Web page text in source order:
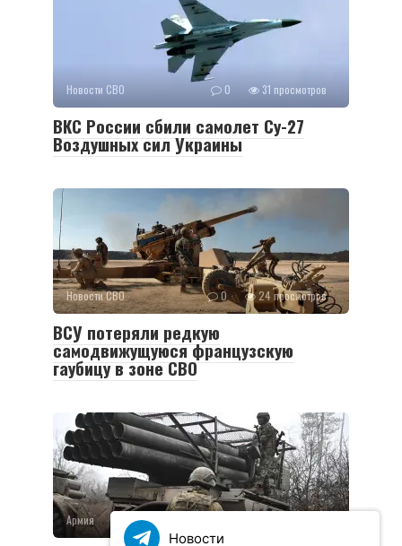
Новости СВО 0 31 просмотров
ВКС России сбили самолет Су-27
Воздушных сил Украины
Новости СВО 0 24 просмотров
ВСУ потеряли редкую
самодвижущуюся французскую
гаубицу в зоне СВО
Армия
Новости